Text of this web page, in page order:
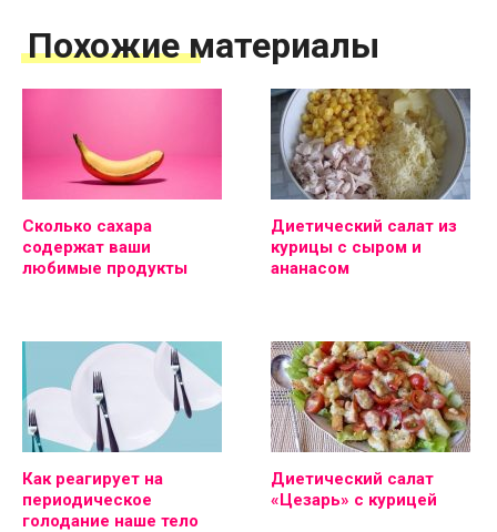
Похожие материалы
Сколько сахара
содержат ваши
любимые продукты
Диетический салат из
курицы с сыром и
ананасом
Как реагирует на
периодическое
голодание наше тело
Диетический салат
«Цезарь» с курицей